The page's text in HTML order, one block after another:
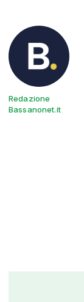
Redazione
Bassanonet.it